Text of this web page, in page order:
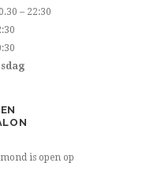
– 22:30
is open op